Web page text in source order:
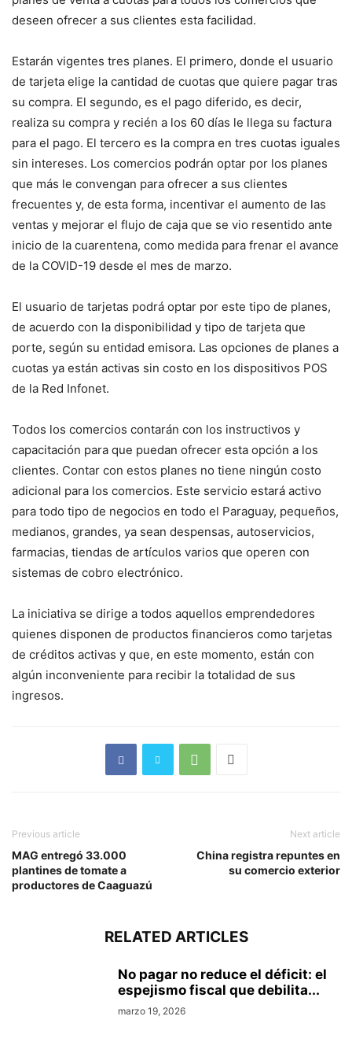
deseen ofrecer a sus clientes esta facilidad.
Estarán vigentes tres planes. El primero, donde el usuario
de tarjeta elige la cantidad de cuotas que quiere pagar tras
su compra. El segundo, es el pago diferido, es decir,
realiza su compra y recién a los 60 días le llega su factura
para el pago. El tercero es la compra en tres cuotas iguales
sin intereses. Los comercios podrán optar por los planes
que más le convengan para ofrecer a sus clientes
frecuentes y, de esta forma, incentivar el aumento de las
ventas y mejorar el flujo de caja que se vio resentido ante
inicio de la cuarentena, como medida para frenar el avance
de la COVID-19 desde el mes de marzo.
El usuario de tarjetas podrá optar por este tipo de planes,
de acuerdo con la disponibilidad y tipo de tarjeta que
porte, según su entidad emisora. Las opciones de planes a
cuotas ya están activas sin costo en los dispositivos POS
de la Red Infonet.
Todos los comercios contarán con los instructivos y
capacitación para que puedan ofrecer esta opción a los
clientes. Contar con estos planes no tiene ningún costo
adicional para los comercios. Este servicio estará activo
para todo tipo de negocios en todo el Paraguay, pequeños,
medianos, grandes, ya sean despensas, autoservicios,
farmacias, tiendas de artículos varios que operen con
sistemas de cobro electrónico.
La iniciativa se dirige a todos aquellos emprendedores
quienes disponen de productos financieros como tarjetas
de créditos activas y que, en este momento, están con
algún inconveniente para recibir la totalidad de sus
ingresos.
Previous article
MAG entregó 33.000
plantines de tomate a
productores de Caaguazú
Next article
China registra repuntes en
su comercio exterior
RELATED ARTICLES
No pagar no reduce el déficit: el
espejismo fiscal que debilita...
marzo 19, 2026